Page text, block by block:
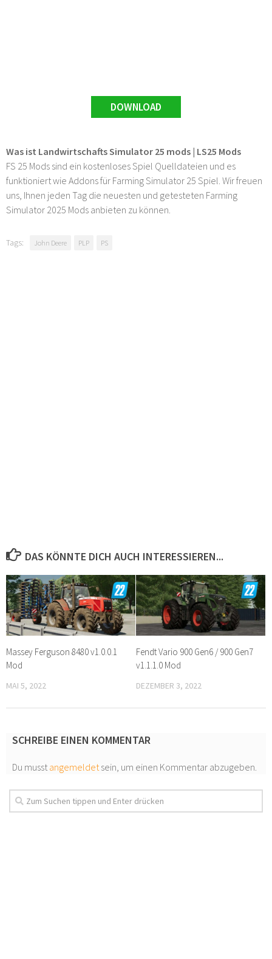
DOWNLOAD
Was ist Landwirtschafts Simulator 25 mods | LS25 Mods
FS 25 Mods sind ein kostenloses Spiel Quelldateien und es
funktioniert wie Addons für Farming Simulator 25 Spiel. Wir freuen
uns, Ihnen jeden Tag die neuesten und getesteten Farming
Simulator 2025 Mods anbieten zu können.
Tags: John Deere PLP PS
DAS KÖNNTE DICH AUCH INTERESSIEREN...
Massey Ferguson 8480 v1.0.0.1
Mod
MAI 5, 2022
Fendt Vario 900 Gen6 / 900 Gen7
v1.1.1.0 Mod
DEZEMBER 3, 2022
SCHREIBE EINEN KOMMENTAR
Du musstangemeldetsein, um einen Kommentar abzugeben.